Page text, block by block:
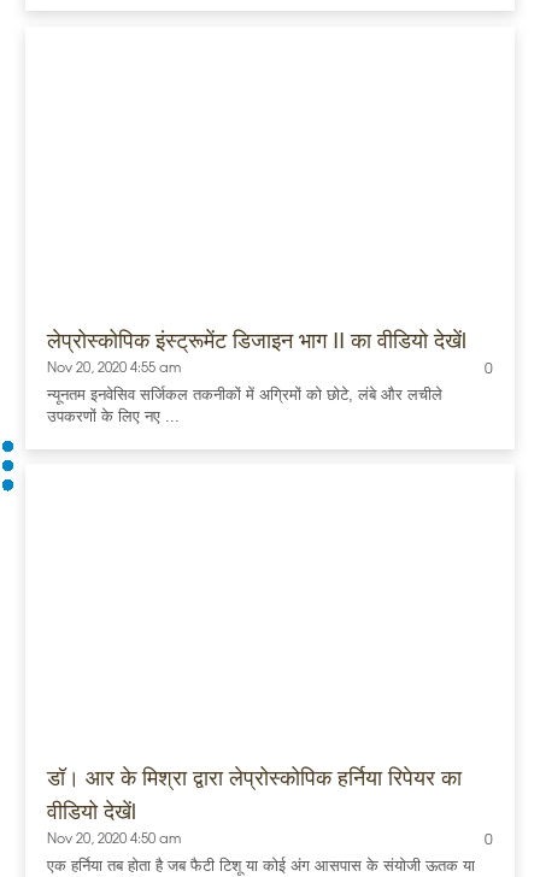
लेप्रोस्कोपिक इंस्ट्रूमेंट डिजाइन भाग II का वीडियो देखेंl
Nov 20, 2020 4:55 am 0
न्यूनतम इनवेसिव सर्जिकल तकनीकों में अग्रिमों को छोटे, लंबे और लचीले
उपकरणों के लिए नए ...
डॉ। आर के मिश्रा द्वारा लेप्रोस्कोपिक हर्निया रिपेयर का
वीडियो देखेंl
Nov 20, 2020 4:50 am 0
एक हर्निया तब होता है जब फैटी टिशू या कोई अंग आसपास के संयोजी ऊतक या